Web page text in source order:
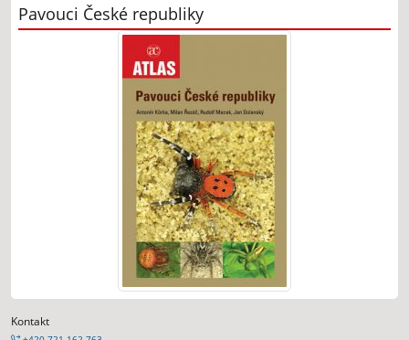
Pavouci České republiky
Kontakt